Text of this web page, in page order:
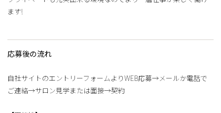
ます!
応募後の流れ
自社サイトのエントリーフォームよりWEB応募→メールか電話で
ご連絡→サロン見学または面接→契約